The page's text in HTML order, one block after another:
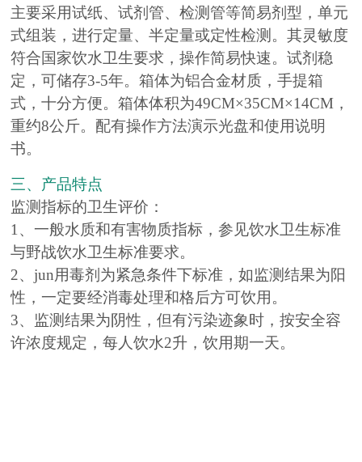
主要采用试纸、试剂管、检测管等简易剂型，单元
式组装，进行定量、半定量或定性检测。其灵敏度
符合国家饮水卫生要求，操作简易快速。试剂稳
定，可储存3-5年。箱体为铝合金材质，手提箱
式，十分方便。箱体体积为49CM×35CM×14CM，
重约8公斤。配有操作方法演示光盘和使用说明
书。
三、产品特点
监测指标的卫生评价：
1、一般水质和有害物质指标，参见饮水卫生标准
与野战饮水卫生标准要求。
2、jun用毒剂为紧急条件下标准，如监测结果为阳
性，一定要经消毒处理和格后方可饮用。
3、监测结果为阴性，但有污染迹象时，按安全容
许浓度规定，每人饮水2升，饮用期一天。